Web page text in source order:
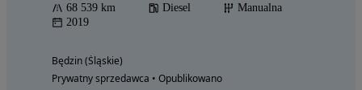
68 539 km Diesel
Manualna
2019
Będzin (Śląskie)
Prywatny sprzedawca • Opublikowano